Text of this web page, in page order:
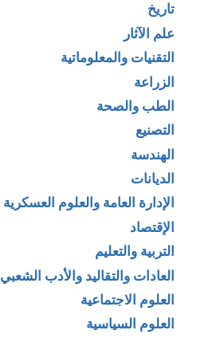
تاريخ
علم الآثار
التقنيات والمعلوماتية
الزراعة
الطب والصحة
التصنيع
الهندسة
الديانات
الإدارة العامة والعلوم العسكرية
الإقتصاد
التربية والتعليم
العادات والتقاليد والأدب الشعبي
العلوم الاجتماعية
العلوم السياسية